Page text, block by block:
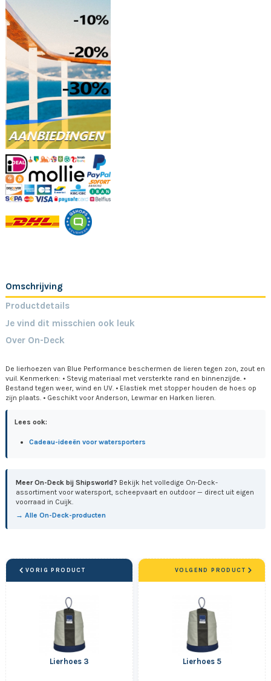
Omschrijving
Productdetails
Je vind dit misschien ook leuk
Over On-Deck
De lierhoezen van Blue Performance beschermen de lieren tegen zon, zout en
vuil. Kenmerken: • Stevig materiaal met versterkte rand en binnenzijde. •
Bestand tegen weer, wind en UV. • Elastiek met stopper houden de hoes op
zijn plaats. • Geschikt voor Anderson, Lewmar en Harken lieren.
Lees ook:
Cadeau-ideeën voor watersporters
Meer On-Deck bij Shipsworld? Bekijk het volledige On-Deck-
assortiment voor watersport, scheepvaart en outdoor — direct uit eigen
voorraad in Cuijk.
→ Alle On-Deck-producten
VORIG PRODUCT
Lierhoes 3 Lierhoes 5
VOLGEND PRODUCT